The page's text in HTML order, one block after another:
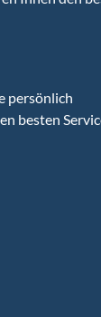
persönlich
besten